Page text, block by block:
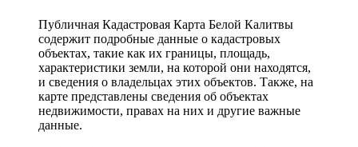
Публичная Кадастровая Карта Белой Калитвы
содержит подробные данные о кадастровых
объектах, такие как их границы, площадь,
характеристики земли, на которой они находятся,
и сведения о владельцах этих объектов. Также, на
карте представлены сведения об объектах
недвижимости, правах на них и другие важные
данные.